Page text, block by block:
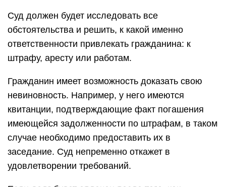
Суд должен будет исследовать все
обстоятельства и решить, к какой именно
ответственности привлекать гражданина: к
штрафу, аресту или работам.
Гражданин имеет возможность доказать свою
невиновность. Например, у него имеются
квитанции, подтверждающие факт погашения
имеющейся задолженности по штрафам, в таком
случае необходимо предоставить их в
заседание. Суд непременно откажет в
удовлетворении требований.